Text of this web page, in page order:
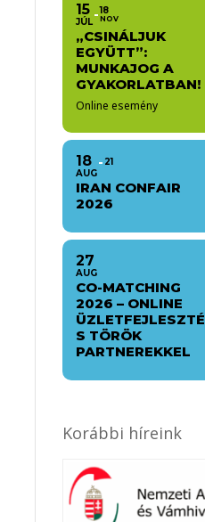
15
JÚL
18
NOV
„CSINÁLJUK
EGYÜTT”:
MUNKAJOG A
GYAKORLATBAN!
Online esemény
18
AUG
21
IRAN CONFAIR
2026
27
AUG
CO-MATCHING
2026 – ONLINE
ÜZLETFEJLESZTÉ
S TÖRÖK
PARTNEREKKEL
Korábbi híreink